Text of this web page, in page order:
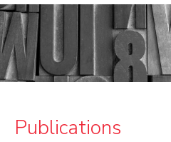
Publications